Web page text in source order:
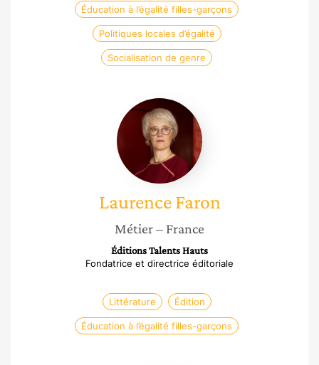
Éducation à l’égalité filles-garçons
Politiques locales d’égalité
Socialisation de genre
Laurence
Faron
Laurence Faron
Métier– France
Éditions Talents Hauts
Fondatrice et directrice éditoriale
Littérature Édition
Éducation à l’égalité filles-garçons